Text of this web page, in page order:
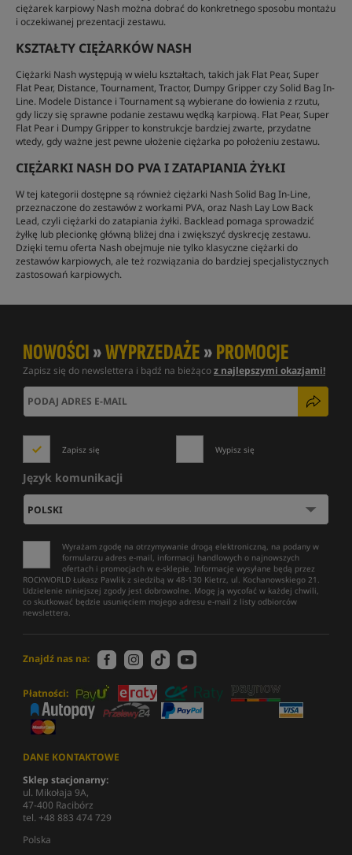
ciężarek karpiowy Nash można dobrać do konkretnego sposobu montażu
i oczekiwanej prezentacji zestawu.
KSZTAŁTY CIĘŻARKÓW NASH
Ciężarki Nash występują w wielu kształtach, takich jak Flat Pear, Super
Flat Pear, Distance, Tournament, Tractor, Dumpy Gripper czy Solid Bag In-
Line. Modele Distance i Tournament są wybierane do łowienia z rzutu,
gdy liczy się sprawne podanie zestawu wędką karpiową. Flat Pear, Super
Flat Pear i Dumpy Gripper to konstrukcje bardziej zwarte, przydatne
wtedy, gdy ważne jest pewne ułożenie ciężarka po położeniu zestawu.
CIĘŻARKI NASH DO PVA I ZATAPIANIA ŻYŁKI
W tej kategorii dostępne są również ciężarki Nash Solid Bag In-Line,
przeznaczone do zestawów z workami PVA, oraz Nash Lay Low Back
Lead, czyli ciężarki do zatapiania żyłki. Backlead pomaga sprowadzić
żyłkę lub plecionkę główną bliżej dna i zwiększyć dyskrecję zestawu.
Dzięki temu oferta Nash obejmuje nie tylko klasyczne ciężarki do
zestawów karpiowych, ale też rozwiązania do bardziej specjalistycznych
zastosowań karpiowych.
NOWOŚCI»WYPRZEDAŻE»PROMOCJE
Zapisz się do newslettera i bądź na bieżącoz najlepszymi okazjami!
Zapisz się Wypisz się
Język komunikacji
Wyrażam zgodę na otrzymywanie drogą elektroniczną, na podany w
formularzu adres e-mail, informacji handlowych o najnowszych
ofertach i promocjach w e-sklepie. Informacje wysyłane będą przez
ROCKWORLD Łukasz Pawlik z siedzibą w 48-130 Kietrz, ul. Kochanowskiego 21.
Udzielenie niniejszej zgody jest dobrowolne. Mogę ją wycofać w każdej chwili,
co skutkować będzie usunięciem mojego adresu e-mail z listy odbiorców
newslettera.
Znajdź nas na:
Płatności:
DANE KONTAKTOWE
Sklep stacjonarny:
ul. Mikołaja 9A,
47-400 Racibórz
tel. +48 883 474 729
Polska